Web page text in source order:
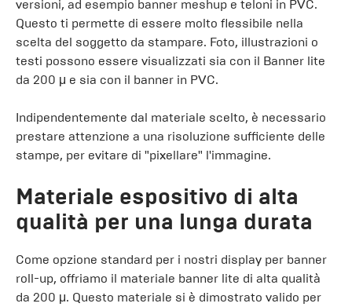
versioni, ad esempio banner meshup e teloni in PVC.
Questo ti permette di essere molto flessibile nella
scelta del soggetto da stampare. Foto, illustrazioni o
testi possono essere visualizzati sia con il Banner lite
da 200 μ e sia con il banner in PVC.
Indipendentemente dal materiale scelto, è necessario
prestare attenzione a una risoluzione sufficiente delle
stampe, per evitare di "pixellare" l'immagine.
Materiale espositivo di alta
qualità per una lunga durata
Come opzione standard per i nostri display per banner
roll-up, offriamo il materiale banner lite di alta qualità
da 200 μ. Questo materiale si è dimostrato valido per